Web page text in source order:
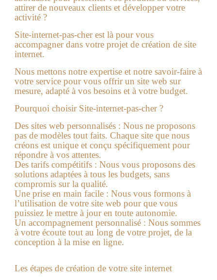
attirer de nouveaux clients et développer votre
activité ?
Site-internet-pas-cherest là pour vous
accompagner dans votre projet de création de site
internet.
Nous mettons notre expertise et notre savoir-faire à
votre service pour vous offrir un site web sur
mesure, adapté à vos besoins et à votre budget.
Pourquoi choisir Site-internet-pas-cher ?
Des sites web personnalisés : Nous ne proposons
pas de modèles tout faits. Chaque site que nous
créons est unique et conçu spécifiquement pour
répondre à vos attentes.
Des tarifs compétitifs : Nous vous proposons des
solutions adaptées à tous les budgets, sans
compromis sur la qualité.
Une prise en main facile : Nous vous formons à
l’utilisation de votre site web pour que vous
puissiez le mettre à jour en toute autonomie.
Un accompagnement personnalisé : Nous sommes
à votre écoute tout au long de votre projet, de la
conception à la mise en ligne.
Les étapes de création de votre site internet